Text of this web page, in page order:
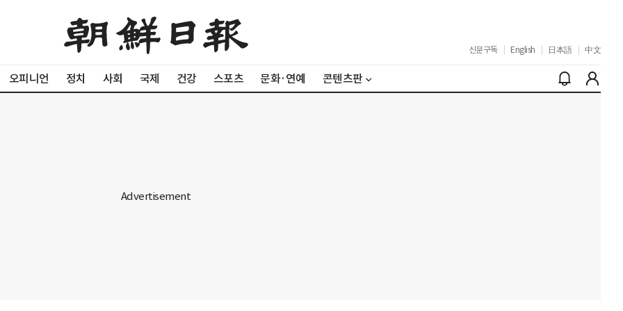
신문구독 English 日本語 中文
오피니언 정치 사회 국제 건강 스포츠 문화·연예 콘텐츠판